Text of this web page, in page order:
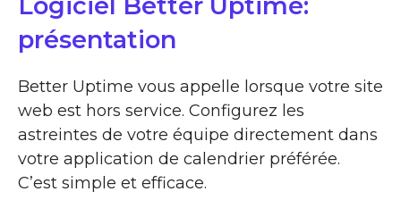
présentation
Better Uptime vous appelle lorsque votre site
web est hors service. Configurez les
astreintes de votre équipe directement dans
votre application de calendrier préférée.
C’est simple et efficace.